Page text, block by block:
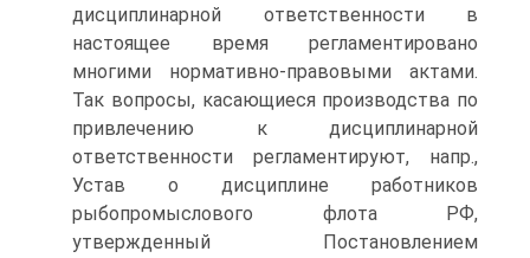
дисциплинарной ответственности в
настоящее время регламентировано
многими нормативно-правовыми актами.
Так вопросы, касающиеся производства по
привлечению к дисциплинарной
ответственности регламентируют, напр.,
Устав о дисциплине работников
рыбопромыслового флота РФ,
утвержденный Постановлением